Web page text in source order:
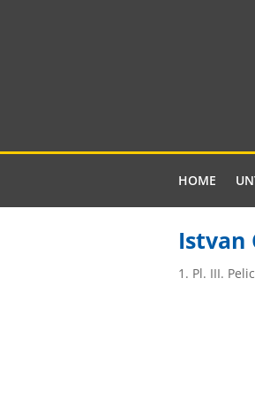
HOME
Istvan
1. Pl. III.